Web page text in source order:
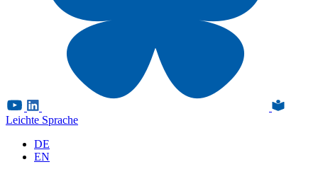
Leichte Sprache
DE
EN